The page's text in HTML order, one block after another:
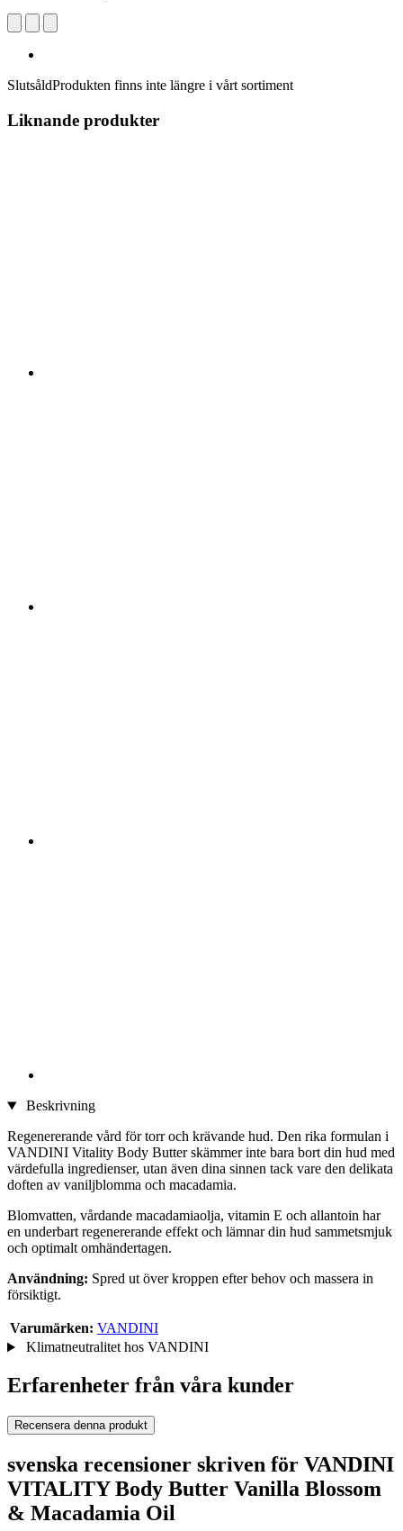
SlutsåldProdukten finns inte längre i vårt sortiment
Liknande produkter
Beskrivning
Regenererande vård för torr och krävande hud. Den rika formulan i
VANDINI Vitality Body Butter skämmer inte bara bort din hud med
värdefulla ingredienser, utan även dina sinnen tack vare den delikata
doften av vaniljblomma och macadamia.
Blomvatten, vårdande macadamiaolja, vitamin E och allantoin har
en underbart regenererande effekt och lämnar din hud sammetsmjuk
och optimalt omhändertagen.
Användning: Spred ut över kroppen efter behov och massera in
försiktigt.
Varumärken: VANDINI
Klimatneutralitet hos VANDINI
Erfarenheter från våra kunder
Recensera denna produkt
svenska recensioner skriven för VANDINI
VITALITY Body Butter Vanilla Blossom
& Macadamia Oil